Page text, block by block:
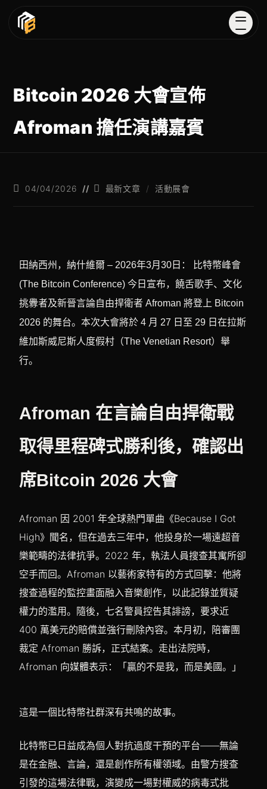
Bitcoin 2026 大會宣佈
Afroman 擔任演講嘉賓
04/04/2026 最新文章 / 活動展會
田納西州，納什維爾 – 2026年3月30日： 比特幣峰會
(The Bitcoin Conference) 今日宣布，饒舌歌手、文化
挑釁者及新晉言論自由捍衛者 Afroman 將登上 Bitcoin
2026 的舞台。本次大會將於 4 月 27 日至 29 日在拉斯
維加斯威尼斯人度假村（The Venetian Resort）舉
行。
Afroman 在言論自由捍衛戰
取得里程碑式勝利後，確認出
席Bitcoin 2026 大會
Afroman 因 2001 年全球熱門單曲《Because I Got
High》聞名，但在過去三年中，他投身於一場遠超音
樂範疇的法律抗爭。2022 年，執法人員搜查其寓所卻
空手而回。Afroman 以藝術家特有的方式回擊：他將
搜查過程的監控畫面融入音樂創作，以此記錄並質疑
權力的濫用。隨後，七名警員控告其誹謗，要求近
400 萬美元的賠償並強行刪除內容。本月初，陪審團
裁定 Afroman 勝訴，正式結案。走出法院時，
Afroman 向媒體表示：「贏的不是我，而是美國。」
這是一個比特幣社群深有共鳴的故事。
比特幣已日益成為個人對抗過度干預的平台——無論
是在金融、言論，還是創作所有權領域。由警方搜查
引發的這場法律戰，演變成一場對權威的病毒式批